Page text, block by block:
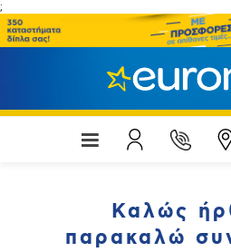
;
Καλώς
παρακαλώ